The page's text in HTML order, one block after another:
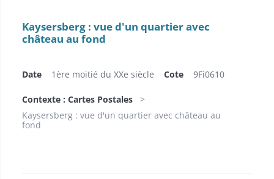
Kaysersberg : vue d'un quartier avec
château au fond
Date 1ère moitié du XXe siècle Cote 9Fi0610
Contexte : Cartes Postales
Kaysersberg : vue d'un quartier avec château au
fond